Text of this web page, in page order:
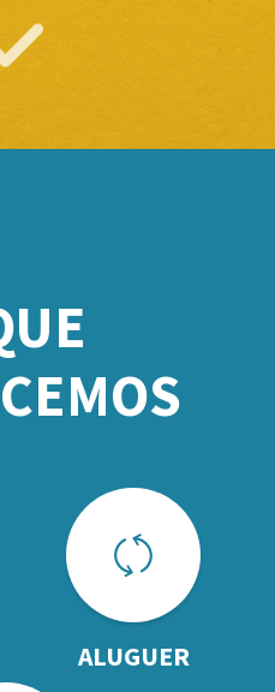
ALUGUER